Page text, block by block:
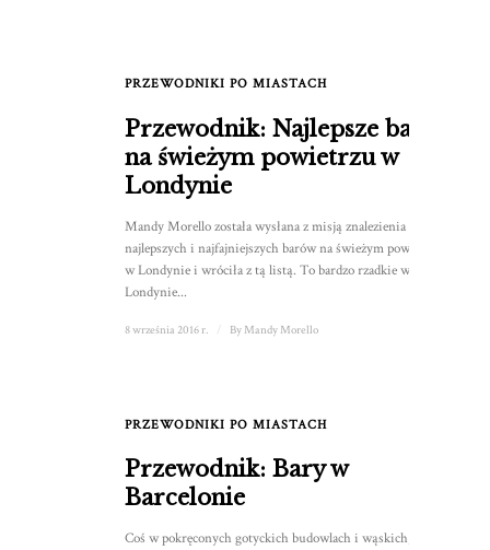
PRZEWODNIKI PO MIASTACH
Przewodnik: Najlepsze bary
na świeżym powietrzu w
Londynie
Mandy Morello została wysłana z misją znalezienia
najlepszych i najfajniejszych barów na świeżym powietrzu
w Londynie i wróciła z tą listą. To bardzo rzadkie w
Londynie...
8 września 2016 r. By Mandy Morello
PRZEWODNIKI PO MIASTACH
Przewodnik: Bary w
Barcelonie
Coś w pokręconych gotyckich budowlach i wąskich,